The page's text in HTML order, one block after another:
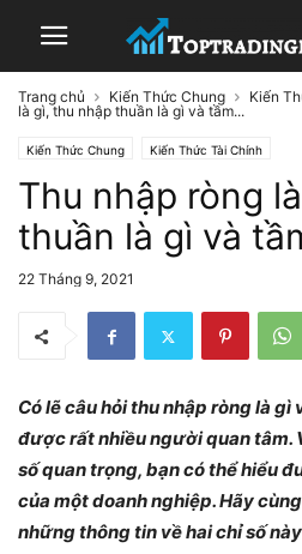
Trang chủ Kiến Thức Chung Kiến
là gì, thu nhập thuần là gì và tầm...
Kiến Thức Chung Kiến Thức Tài Chính
Thu nhập ròng
thuần là gì và
22 Tháng 9, 2021
Có lẽ câu hỏi thu nhập ròng là gì
được rất nhiều người quan tâm.
số quan trọng, bạn có thể hiểu
của một doanh nghiệp. Hãy
những thông tin về hai chỉ số